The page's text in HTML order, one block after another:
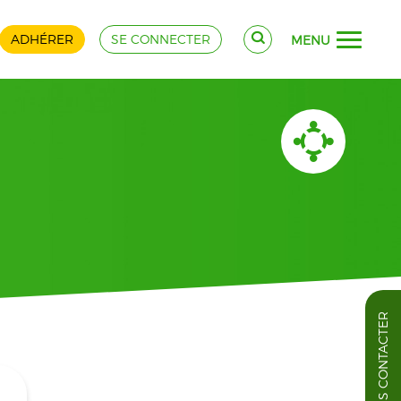
ADHÉRER SE CONNECTER MENU
NOUS CONTACTER